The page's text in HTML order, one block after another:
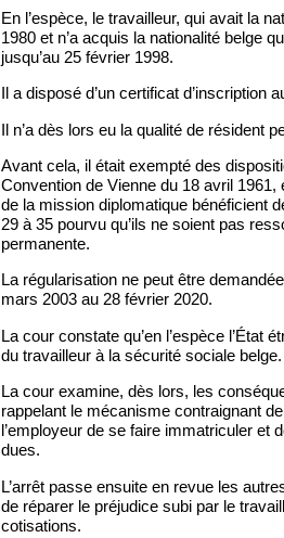
En l’espèce, le travailleur, qui avait la
1980 et n’a acquis la nationalité belge
jusqu’au 25 février 1998.
Il a disposé d’un certificat d’inscription
Il n’a dès lors eu la qualité de résident
Avant cela, il était exempté des
Convention de Vienne du 18 avril
de la mission diplomatique bénéficient
29 à 35 pourvu qu’ils ne soient pas
permanente.
La régularisation ne peut être
mars 2003 au 28 février 2020.
La cour constate qu’en l’espèce l’État
du travailleur à la sécurité sociale belge.
La cour examine, dès lors, les
rappelant le mécanisme contraignant de
l’employeur de se faire immatriculer et
dues.
L’arrêt passe ensuite en revue les
de réparer le préjudice subi par le
cotisations.